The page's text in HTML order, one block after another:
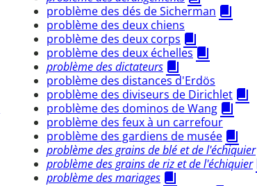
problème des dés de Sicherman
problème des deux chiens
problème des deux corps
problème des deux échelles
problème des dictateurs
problème des distances d'Erdös
problème des diviseurs de Dirichlet
problème des dominos de Wang
problème des feux à un carrefour
problème des gardiens de musée
problème des grains de blé et de l'échiquier
problème des grains de riz et de l'échiquier
problème des mariages